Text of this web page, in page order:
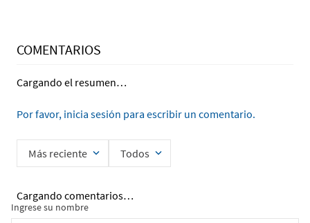
COMENTARIOS
Cargando el resumen…
Por favor, inicia sesión para escribir un comentario.
Más reciente Todos
Cargando comentarios…
Ingrese su nombre